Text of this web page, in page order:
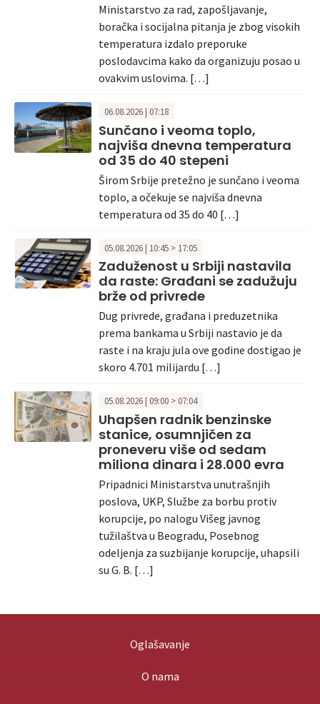
Ministarstvo za rad, zapošljavanje,
boračka i socijalna pitanja je zbog visokih
temperatura izdalo preporuke
poslodavcima kako da organizuju posao u
ovakvim uslovima. […]
06.08.2026 | 07:18
Sunčano i veoma toplo,
najviša dnevna temperatura
od 35 do 40 stepeni
Širom Srbije pretežno je sunčano i veoma
toplo, a očekuje se najviša dnevna
temperatura od 35 do 40 […]
05.08.2026 | 10:45 > 17:05
Zaduženost u Srbiji nastavila
da raste: Građani se zadužuju
brže od privrede
Dug privrede, građana i preduzetnika
prema bankama u Srbiji nastavio je da
raste i na kraju jula ove godine dostigao je
skoro 4.701 milijardu […]
05.08.2026 | 09:00 > 07:04
Uhapšen radnik benzinske
stanice, osumnjičen za
proneveru više od sedam
miliona dinara i 28.000 evra
Pripadnici Ministarstva unutrašnjih
poslova, UKP, Službe za borbu protiv
korupcije, po nalogu Višeg javnog
tužilaštva u Beogradu, Posebnog
odeljenja za suzbijanje korupcije, uhapsili
su G. B. […]
Oglašavanje
O nama